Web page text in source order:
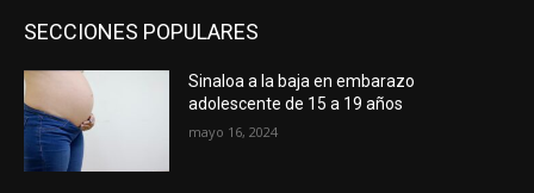
SECCIONES POPULARES
Sinaloa a la baja en embarazo
adolescente de 15 a 19 años
mayo 16, 2024